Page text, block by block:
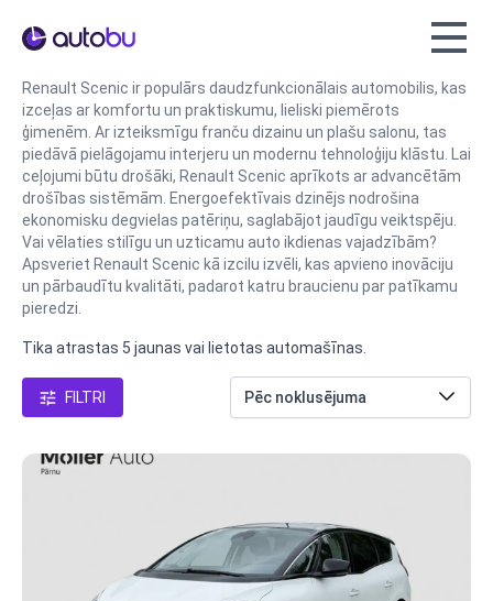
Autobu.eu
Renault Scenic ir populārs daudzfunkcionālais automobilis, kas
izceļas ar komfortu un praktiskumu, lieliski piemērots
ģimenēm. Ar izteiksmīgu franču dizainu un plašu salonu, tas
piedāvā pielāgojamu interjeru un modernu tehnoloģiju klāstu. Lai
ceļojumi būtu drošāki, Renault Scenic aprīkots ar advancētām
drošības sistēmām. Energoefektīvais dzinējs nodrošina
ekonomisku degvielas patēriņu, saglabājot jaudīgu veiktspēju.
Vai vēlaties stilīgu un uzticamu auto ikdienas vajadzībām?
Apsveriet Renault Scenic kā izcilu izvēli, kas apvieno inovāciju
un pārbaudītu kvalitāti, padarot katru braucienu par patīkamu
pieredzi.
Tika atrastas 5 jaunas vai lietotas automašīnas.
FILTRI